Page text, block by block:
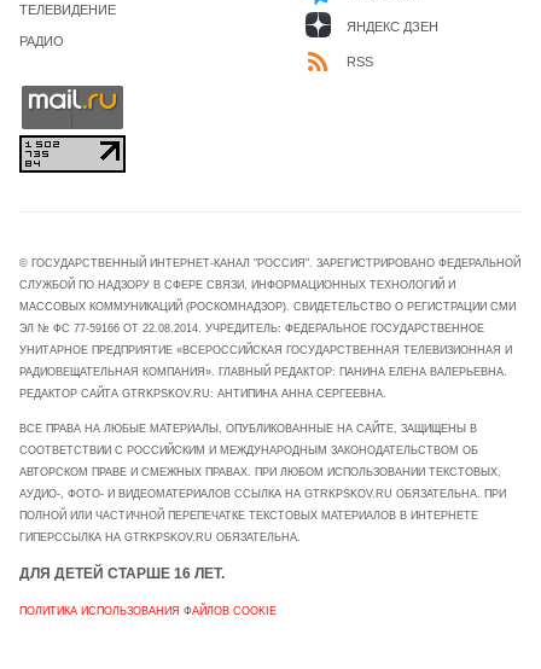
ТЕЛЕВИДЕНИЕ
РАДИО
ЯНДЕКС ДЗЕН
RSS
© ГОСУДАРСТВЕННЫЙ ИНТЕРНЕТ-КАНАЛ "РОССИЯ". ЗАРЕГИСТРИРОВАНО ФЕДЕРАЛЬНОЙ
СЛУЖБОЙ ПО НАДЗОРУ В СФЕРЕ СВЯЗИ, ИНФОРМАЦИОННЫХ ТЕХНОЛОГИЙ И
МАССОВЫХ КОММУНИКАЦИЙ (РОСКОМНАДЗОР). СВИДЕТЕЛЬСТВО О РЕГИСТРАЦИИ СМИ
ЭЛ № ФС 77-59166 ОТ 22.08.2014. УЧРЕДИТЕЛЬ: ФЕДЕРАЛЬНОЕ ГОСУДАРСТВЕННОЕ
УНИТАРНОЕ ПРЕДПРИЯТИЕ «ВСЕРОССИЙСКАЯ ГОСУДАРСТВЕННАЯ ТЕЛЕВИЗИОННАЯ И
РАДИОВЕЩАТЕЛЬНАЯ КОМПАНИЯ». ГЛАВНЫЙ РЕДАКТОР: ПАНИНА ЕЛЕНА ВАЛЕРЬЕВНА.
РЕДАКТОР САЙТА GTRKPSKOV.RU: АНТИПИНА АННА СЕРГЕЕВНА.
ВСЕ ПРАВА НА ЛЮБЫЕ МАТЕРИАЛЫ, ОПУБЛИКОВАННЫЕ НА САЙТЕ, ЗАЩИЩЕНЫ В
СООТВЕТСТВИИ С РОССИЙСКИМ И МЕЖДУНАРОДНЫМ ЗАКОНОДАТЕЛЬСТВОМ ОБ
АВТОРСКОМ ПРАВЕ И СМЕЖНЫХ ПРАВАХ. ПРИ ЛЮБОМ ИСПОЛЬЗОВАНИИ ТЕКСТОВЫХ,
АУДИО-, ФОТО- И ВИДЕОМАТЕРИАЛОВ ССЫЛКА НА GTRKPSKOV.RU ОБЯЗАТЕЛЬНА. ПРИ
ПОЛНОЙ ИЛИ ЧАСТИЧНОЙ ПЕРЕПЕЧАТКЕ ТЕКСТОВЫХ МАТЕРИАЛОВ В ИНТЕРНЕТЕ
ГИПЕРССЫЛКА НА GTRKPSKOV.RU ОБЯЗАТЕЛЬНА.
ДЛЯ ДЕТЕЙ СТАРШЕ 16 ЛЕТ.
ПОЛИТИКА ИСПОЛЬЗОВАНИЯ ФАЙЛОВ COOKIE